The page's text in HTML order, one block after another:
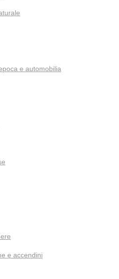
e automobilia
e accendini